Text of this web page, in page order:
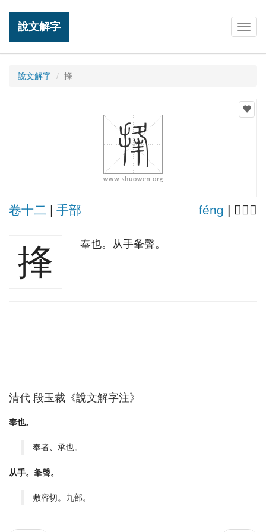
說文解字
說文解字 捀
卷十二 | 手部 fénɡ | 𢾭容切
捀 奉也。从手夆聲。
清代 段玉裁《說文解字注》
奉也。
奉者、承也。
从手。夆聲。
敷容切。九部。